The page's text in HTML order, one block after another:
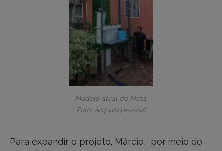
Modelo atual do Meta.
Foto: Arquivo pessoal
Para expandir o projeto, Márcio, por meio do